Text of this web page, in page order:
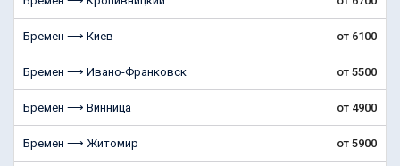
Бремен ⟶ Киев от 6100
Бремен ⟶ Ивано-Франковск от 5500
Бремен ⟶ Винница от 4900
Бремен ⟶ Житомир от 5900